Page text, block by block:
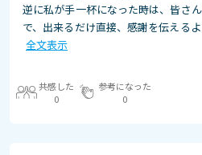
逆に私が手一杯になった時は、皆さ
で、出来るだけ直接、感謝を伝える
全文表示
共感した
0
参考になった
0